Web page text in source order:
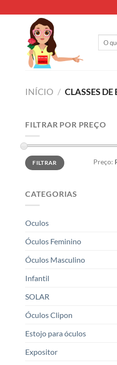
to
INÍCIO / CLASSES
FILTRAR POR PREÇO
Preço
mínimo
Preço
máximo
FILTRAR Preço:
CATEGORIAS
Oculos
Óculos Feminino
Óculos Masculino
Infantil
SOLAR
Óculos Clipon
Estojo para óculos
Expositor